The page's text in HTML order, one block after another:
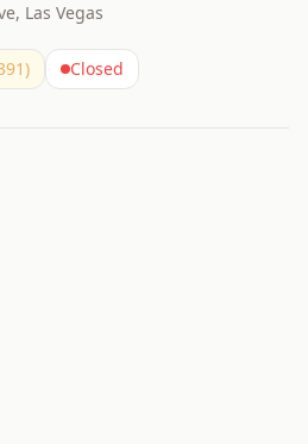
Las Vegas
) Closed